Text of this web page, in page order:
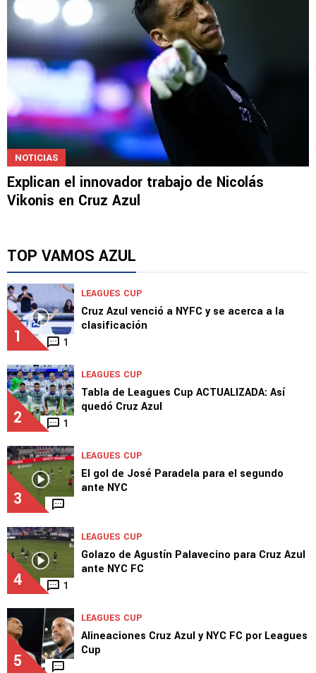
NOTICIAS
Explican el innovador trabajo de Nicolás
Vikonis en Cruz Azul
TOP VAMOS AZUL
1 1
LEAGUES CUP
Cruz Azul venció a NYFC y se acerca a la
clasificación
2 1
LEAGUES CUP
Tabla de Leagues Cup ACTUALIZADA: Así
quedó Cruz Azul
3
LEAGUES CUP
El gol de José Paradela para el segundo
ante NYC
4 1
LEAGUES CUP
Golazo de Agustín Palavecino para Cruz Azul
ante NYC FC
5
LEAGUES CUP
Alineaciones Cruz Azul y NYC FC por Leagues
Cup